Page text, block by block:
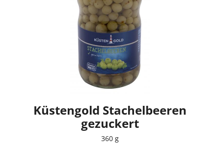
Küstengold Stachelbeeren
gezuckert
360 g